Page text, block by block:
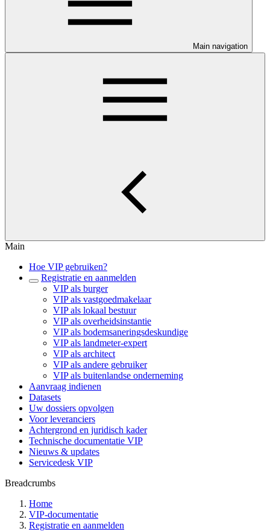
Main navigation
Main
Hoe VIP gebruiken?
Registratie en aanmelden
VIP als burger
VIP als vastgoedmakelaar
VIP als lokaal bestuur
VIP als overheidsinstantie
VIP als bodemsaneringsdeskundige
VIP als landmeter-expert
VIP als architect
VIP als andere gebruiker
VIP als buitenlandse onderneming
Aanvraag indienen
Datasets
Uw dossiers opvolgen
Voor leveranciers
Achtergrond en juridisch kader
Technische documentatie VIP
Nieuws & updates
Servicedesk VIP
Breadcrumbs
Home
VIP-documentatie
Registratie en aanmelden